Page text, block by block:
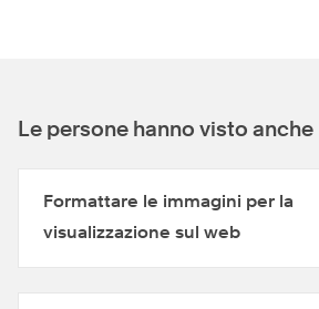
Le persone hanno visto anche
Formattare le immagini per la
visualizzazione sul web